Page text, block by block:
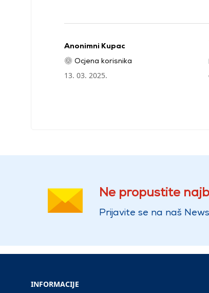
Anonimni Kupac
Ocjena korisnika
13. 03. 2025.
Ne propustite
Prijavite se na naš
INFORMACIJE